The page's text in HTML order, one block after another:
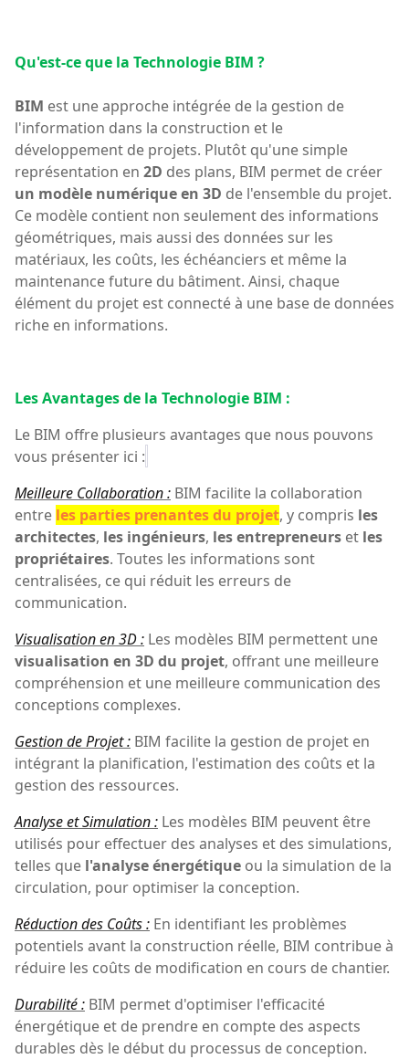
Qu'est-ce que la Technologie BIM ?
BIM est une approche intégrée de la gestion de
l'information dans la construction et le
développement de projets. Plutôt qu'une simple
représentation en 2D des plans, BIM permet de créer
un modèle numérique en 3D de l'ensemble du projet.
Ce modèle contient non seulement des informations
géométriques, mais aussi des données sur les
matériaux, les coûts, les échéanciers et même la
maintenance future du bâtiment. Ainsi, chaque
élément du projet est connecté à une base de données
riche en informations.
Les Avantages de la Technologie BIM :
Le BIM offre plusieurs avantages que nous pouvons
vous présenter ici :
Meilleure Collaboration : BIM facilite la collaboration
entre les parties prenantes du projet, y compris les
architectes, les ingénieurs, les entrepreneurs et les
propriétaires. Toutes les informations sont
centralisées, ce qui réduit les erreurs de
communication.
Visualisation en 3D : Les modèles BIM permettent une
visualisation en 3D du projet, offrant une meilleure
compréhension et une meilleure communication des
conceptions complexes.
Gestion de Projet : BIM facilite la gestion de projet en
intégrant la planification, l'estimation des coûts et la
gestion des ressources.
Analyse et Simulation : Les modèles BIM peuvent être
utilisés pour effectuer des analyses et des simulations,
telles que l'analyse énergétique ou la simulation de la
circulation, pour optimiser la conception.
Réduction des Coûts : En identifiant les problèmes
potentiels avant la construction réelle, BIM contribue à
réduire les coûts de modification en cours de chantier.
Durabilité : BIM permet d'optimiser l'efficacité
énergétique et de prendre en compte des aspects
durables dès le début du processus de conception.